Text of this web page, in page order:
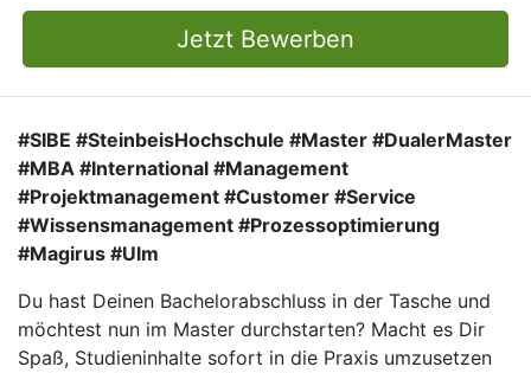
Jetzt Bewerben
#SIBE #SteinbeisHochschule #Master #DualerMaster
#MBA #International #Management
#Projektmanagement #Customer #Service
#Wissensmanagement #Prozessoptimierung
#Magirus #Ulm
Du hast Deinen Bachelorabschluss in der Tasche und
möchtest nun im Master durchstarten? Macht es Dir
Spaß, Studieninhalte sofort in die Praxis umzusetzen